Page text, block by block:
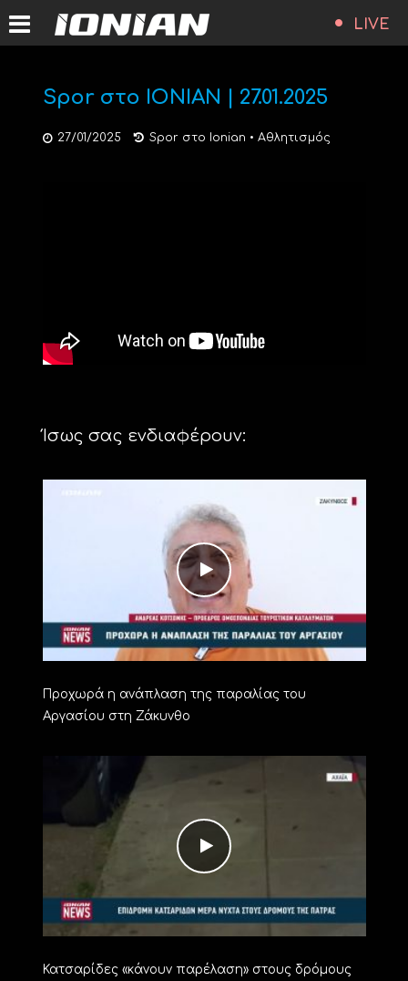
LIVE
Spor στο ΙΟΝΙΑΝ | 27.01.2025
27/01/2025 Spor στο Ionian • Αθλητισμός
Ίσως σας ενδιαφέρουν:
Προχωρά η ανάπλαση της παραλίας του
Αργασίου στη Ζάκυνθο
Κατσαρίδες «κάνουν παρέλαση» στους δρόμους